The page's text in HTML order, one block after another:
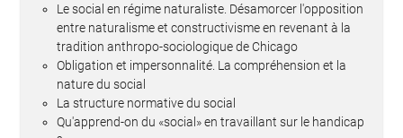
Le social en régime naturaliste. Désamorcer l'opposition
entre naturalisme et constructivisme en revenant à la
tradition anthropo-sociologique de Chicago
Obligation et impersonnalité. La compréhension et la
nature du social
La structure normative du social
Qu'apprend-on du «social» en travaillant sur le handicap